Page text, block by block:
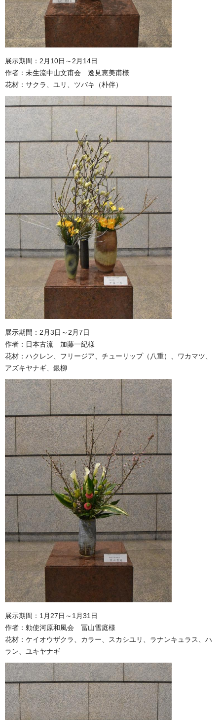
展示期間：2月10日～2月14日
作者：未生流中山文甫会 逸見恵美甫様
花材：サクラ、ユリ、ツバキ（朴伴）
展示期間：2月3日～2月7日
作者：日本古流 加藤一紀様
花材：ハクレン、フリージア、チューリップ（八重）、ワカマツ、
アズキヤナギ、銀柳
展示期間：1月27日～1月31日
作者：勅使河原和風会 冨山雪庭様
花材：ケイオウザクラ、カラー、スカシユリ、ラナンキュラス、ハ
ラン、ユキヤナギ